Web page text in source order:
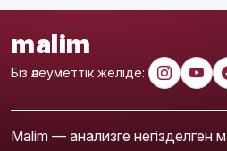
malim
Біз әлеуметтік желіде:
Malim — анализге негізделген